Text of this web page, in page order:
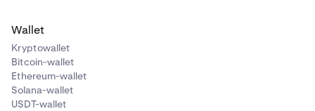
Wallet
Kryptowallet
Bitcoin-wallet
Ethereum-wallet
Solana-wallet
USDT-wallet